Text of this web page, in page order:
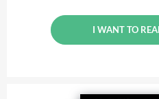
I WANT TO